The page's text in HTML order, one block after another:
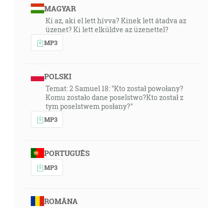
MAGYAR
Ki az, aki el lett hívva? Kinek lett átadva az
üzenet? Ki lett elküldve az üzenettel?
MP3
POLSKI
Temat: 2 Samuel 18: "Kto został powołany?
Komu zostało dane poselstwo?Kto został z
tym poselstwem posłany?"
MP3
PORTUGUÊS
MP3
ROMÂNA